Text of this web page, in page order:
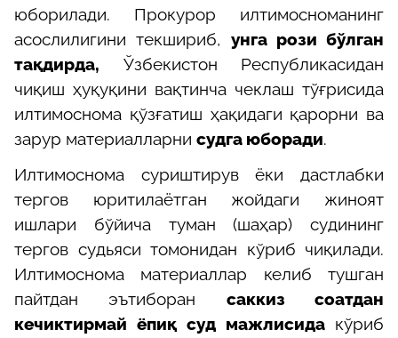
юборилади. Прокурор илтимосноманинг
асослилигини текшириб, унга рози бўлган
тақдирда, Ўзбекистон Республикасидан
чиқиш ҳуқуқини вақтинча чеклаш тўғрисида
илтимоснома қўзғатиш ҳақидаги қарорни ва
зарур материалларни судга юборади.
Илтимоснома суриштирув ёки дастлабки
тергов юритилаётган жойдаги жиноят
ишлари бўйича туман (шаҳар) судининг
тергов судьяси томонидан кўриб чиқилади.
Илтимоснома материаллар келиб тушган
пайтдан эътиборан саккиз соатдан
кечиктирмай ёпиқ суд мажлисидакўриб